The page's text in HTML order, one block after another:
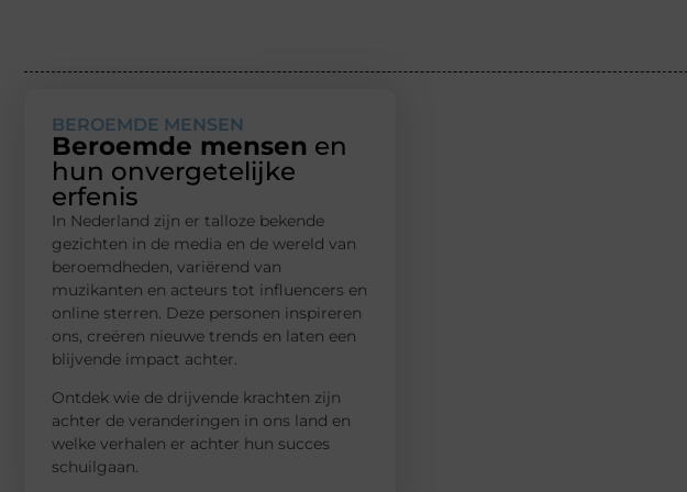
BEROEMDE MENSEN
Beroemde mensen en
hun onvergetelijke
erfenis
In Nederland zijn er talloze bekende
gezichten in de media en de wereld van
beroemdheden, variërend van
muzikanten en acteurs tot influencers en
online sterren. Deze personen inspireren
ons, creëren nieuwe trends en laten een
blijvende impact achter.
Ontdek wie de drijvende krachten zijn
achter de veranderingen in ons land en
welke verhalen er achter hun succes
schuilgaan.